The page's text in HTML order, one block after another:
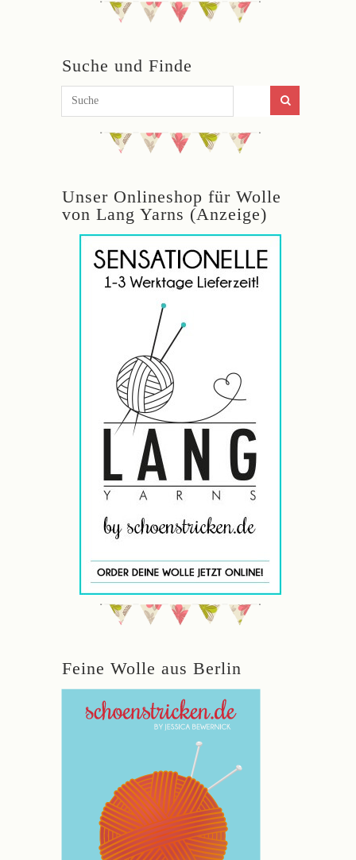
Suche und Finde
Unser Onlineshop für Wolle
von Lang Yarns (Anzeige)
Feine Wolle aus Berlin